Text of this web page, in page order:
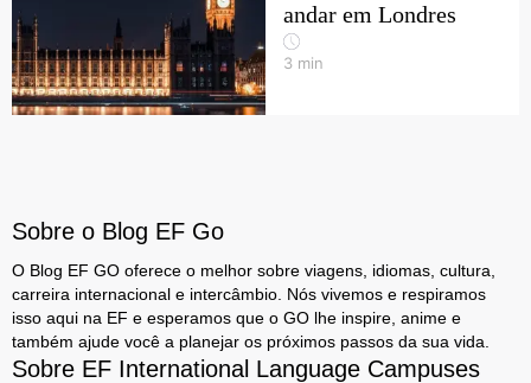
andar em Londres
3 min
Sobre o Blog EF Go
O Blog EF GO oferece o melhor sobre viagens, idiomas, cultura,
carreira internacional e intercâmbio. Nós vivemos e respiramos
isso aqui na EF e esperamos que o GO lhe inspire, anime e
também ajude você a planejar os próximos passos da sua vida.
Sobre EF International Language Campuses